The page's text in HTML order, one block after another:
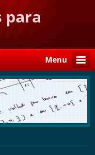
para
Menu